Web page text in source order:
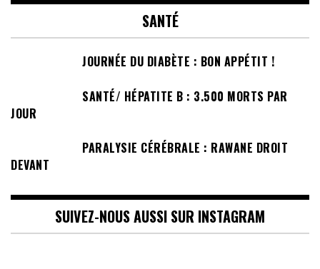
SANTÉ
JOURNÉE DU DIABÈTE : BON APPÉTIT !
SANTÉ/ HÉPATITE B : 3.500 MORTS PAR
JOUR
PARALYSIE CÉRÉBRALE : RAWANE DROIT
DEVANT
SUIVEZ-NOUS AUSSI SUR INSTAGRAM